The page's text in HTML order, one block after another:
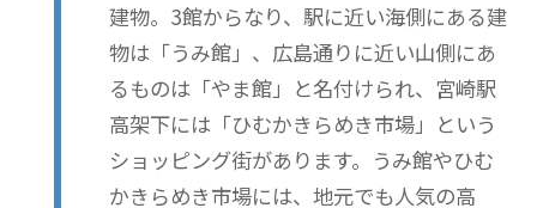
建物。3館からなり、駅に近い海側にある建
物は「うみ館」、広島通りに近い山側にあ
るものは「やま館」と名付けられ、宮崎駅
高架下には「ひむかきらめき市場」という
ショッピング街があります。うみ館やひむ
かきらめき市場には、地元でも人気の高